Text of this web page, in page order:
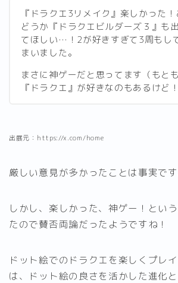
『ドラクエ3リメイク』楽しかった！
どうか『ドラクエビルダーズ３』も
てほしい…！2が好きすぎて3周もし
まいました。
まさに神ゲーだと思ってます（もと
『ドラクエ』が好きなのもあるけど！
出展元：https://x.com/home
厳しい意見が多かったことは事実です
しかし、楽しかった、神ゲー！とい
たので賛否両論だったようですね！
ドット絵でのドラクエを楽しくプレ
は、ドット絵の良さを活かした進化